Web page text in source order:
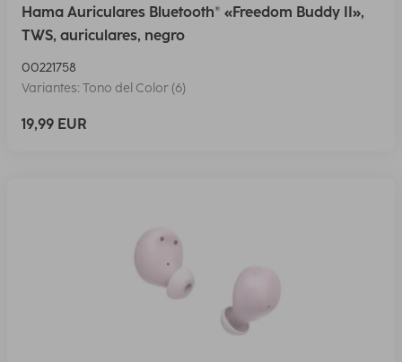
Hama Auriculares Bluetooth® «Freedom Buddy II»,
TWS, auriculares, negro
00221758
Variantes: Tono del Color (6)
19,99 EUR